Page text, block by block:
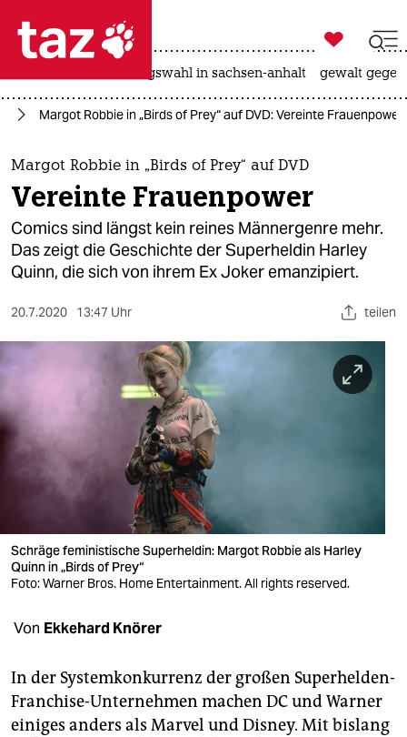
 taz zahl ich
taz zahl ich
themen
politik
öko
sport
berlin
nord
wahrheit
verlag
verlag
shop
fragen & hilfe
unterstützen

taz zahl ich
landtagswahl in sachsen-anhalt gewalt
Margot Robbie in „Birds of Prey“ auf DVD: Vereinte Frauenpower
Margot Robbie in „Birds of Prey“ auf DVD
Vereinte Frauenpower
Comics sind längst kein reines Männergenre mehr.
Das zeigt die Geschichte der Superheldin Harley
Quinn, die sich von ihrem Ex Joker emanzipiert.
20.7.2020 13:47 Uhr teilen
Schräge feministische Superheldin: Margot Robbie als Harley
Quinn in „Birds of Prey“
Foto: Warner Bros. Home Entertainment. All rights reserved.
Von Ekkehard Knörer
In der Systemkonkurrenz der großen Superhelden-
Franchise-Unternehmen machen DC und Warner
einiges anders als Marvel und Disney. Mit bislang